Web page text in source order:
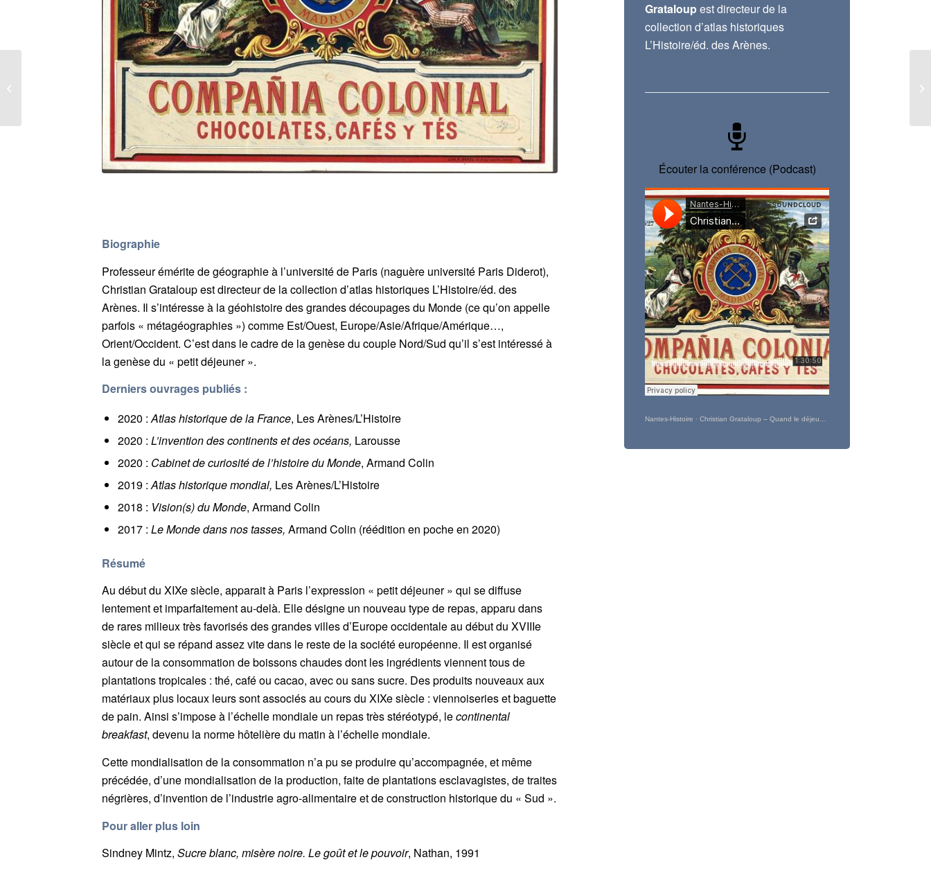
Biographie
Professeur émérite de géographie à l’université de Paris (naguère université Paris Diderot),
Christian Grataloup est directeur de la collection d’atlas historiques L’Histoire/éd. des
Arènes. Il s’intéresse à la géohistoire des grandes découpages du Monde (ce qu’on appelle
parfois « métagéographies ») comme Est/Ouest, Europe/Asie/Afrique/Amérique…,
Orient/Occident. C’est dans le cadre de la genèse du couple Nord/Sud qu’il s’est intéressé à
la genèse du « petit déjeuner ».
Derniers ouvrages publiés :
2020 :Atlas historique de la France, Les Arènes/L’Histoire
2020 : L’invention des continents et des océans, Larousse
2020 : Cabinet de curiosité de l’histoire du Monde, Armand Colin
2019 :Atlas historique mondial, Les Arènes/L’Histoire
2018 : Vision(s) du Monde, Armand Colin
2017 : Le Monde dans nos tasses, Armand Colin (réédition en poche en 2020)
Résumé
Au début du XIXe siècle, apparait à Paris l’expression « petit déjeuner » qui se diffuse
lentement et imparfaitement au-delà. Elle désigne un nouveau type de repas, apparu dans
de rares milieux très favorisés des grandes villes d’Europe occidentale au début du XVIIIe
siècle et qui se répand assez vite dans le reste de la société européenne. Il est organisé
autour de la consommation de boissons chaudes dont les ingrédients viennent tous de
plantations tropicales : thé, café ou cacao, avec ou sans sucre. Des produits nouveaux aux
matériaux plus locaux leurs sont associés au cours du XIXe siècle : viennoiseries et baguette
de pain. Ainsi s’impose à l’échelle mondiale un repas très stéréotypé, lecontinental
breakfast, devenu la norme hôtelière du matin à l’échelle mondiale.
Cette mondialisation de la consommation n’a pu se produire qu’accompagnée, et même
précédée, d’une mondialisation de la production, faite de plantations esclavagistes, de traites
négrières, d’invention de l’industrie agro-alimentaire et de construction historique du « Sud ».
Pour aller plus loin
Sindney Mintz, Sucre blanc, misère noire. Le goût et le pouvoir, Nathan, 1991
Grataloupest directeur de la
collection d’atlas historiques
L’Histoire/éd. des Arènes.
Écouter la conférence (Podcast)
Nantes-Histoire ·Christian Grataloup – Quand le déjeuner devint petit : une histoire de mondialisation